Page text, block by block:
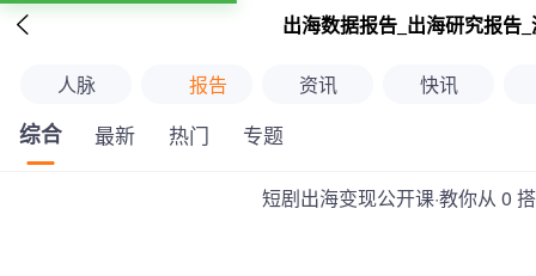
 出海数据报告_出海研究报告
人脉 报告 资讯 快讯
综合 最新 热门 专题
短剧出海变现公开课·教你从 0